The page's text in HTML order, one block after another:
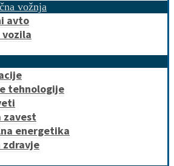
vožnja
avto
tehnologije
zavest
energetika
zdravje